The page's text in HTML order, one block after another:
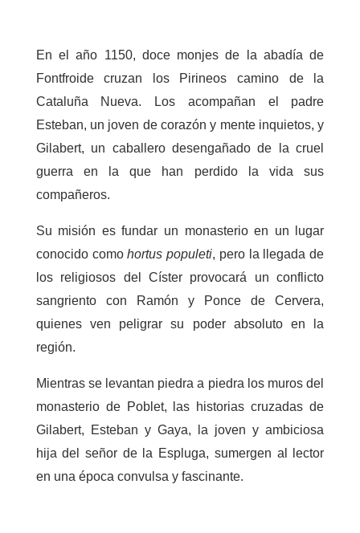
En el año 1150, doce monjes de la abadía de
Fontfroide cruzan los Pirineos camino de la
Cataluña Nueva. Los acompañan el padre
Esteban, un joven de corazón y mente inquietos, y
Gilabert, un caballero desengañado de la cruel
guerra en la que han perdido la vida sus
compañeros.
Su misión es fundar un monasterio en un lugar
conocido comohortus populeti, pero la llegada de
los religiosos del Císter provocará un conflicto
sangriento con Ramón y Ponce de Cervera,
quienes ven peligrar su poder absoluto en la
región.
Mientras se levantan piedra a piedra los muros del
monasterio de Poblet, las historias cruzadas de
Gilabert, Esteban y Gaya, la joven y ambiciosa
hija del señor de la Espluga, sumergen al lector
en una época convulsa y fascinante.